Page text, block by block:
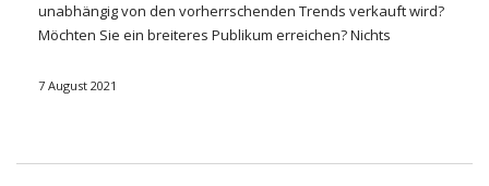
unabhängig von den vorherrschenden Trends verkauft wird?
Möchten Sie ein breiteres Publikum erreichen? Nichts
Ihnen bei dieser Aufgabe. Was lohnt es sich, sich umzusehen
7 August 2021